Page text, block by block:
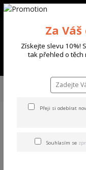
+420 702 136 620
ŠATY
Za
Získejte slevu 10%!
tak přehled o těch
Přeji si odebírat
Souhlasím se